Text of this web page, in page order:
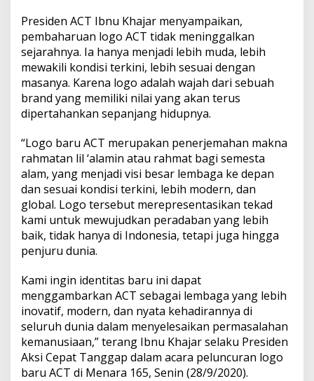
Presiden ACT Ibnu Khajar menyampaikan,
pembaharuan logo ACT tidak meninggalkan
sejarahnya. Ia hanya menjadi lebih muda, lebih
mewakili kondisi terkini, lebih sesuai dengan
masanya. Karena logo adalah wajah dari sebuah
brand yang memiliki nilai yang akan terus
dipertahankan sepanjang hidupnya.
“Logo baru ACT merupakan penerjemahan makna
rahmatan lil ‘alamin atau rahmat bagi semesta
alam, yang menjadi visi besar lembaga ke depan
dan sesuai kondisi terkini, lebih modern, dan
global. Logo tersebut merepresentasikan tekad
kami untuk mewujudkan peradaban yang lebih
baik, tidak hanya di Indonesia, tetapi juga hingga
penjuru dunia.
Kami ingin identitas baru ini dapat
menggambarkan ACT sebagai lembaga yang lebih
inovatif, modern, dan nyata kehadirannya di
seluruh dunia dalam menyelesaikan permasalahan
kemanusiaan,” terang Ibnu Khajar selaku Presiden
Aksi Cepat Tanggap dalam acara peluncuran logo
baru ACT di Menara 165, Senin (28/9/2020).